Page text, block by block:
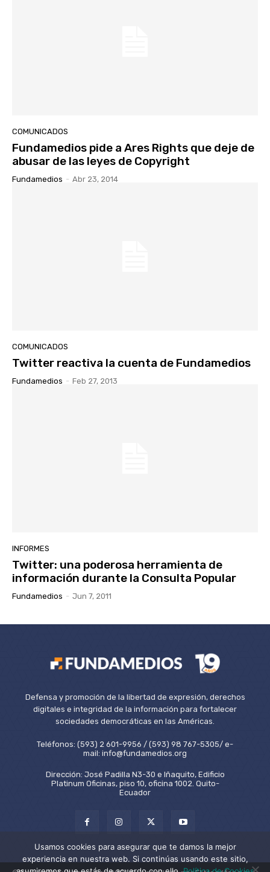
COMUNICADOS
Fundamedios pide a Ares Rights que deje de
abusar de las leyes de Copyright
Fundamedios - Abr 23, 2014
COMUNICADOS
Twitter reactiva la cuenta de Fundamedios
Fundamedios - Feb 27, 2013
INFORMES
Twitter: una poderosa herramienta de
información durante la Consulta Popular
Fundamedios - Jun 7, 2011
Defensa y promoción de la libertad de expresión, derechos
digitales e integridad de la información para fortalecer
sociedades democráticas en las Américas.
Teléfonos: (593) 2 601-9956 / (593) 98 767-5305/ e-
mail: info@fundamedios.org
Dirección: José Padilla N3-30 e Iñaquito, Edificio
Platinum Oficinas, piso 10, oficina 1002. Quito-
Ecuador
Usamos cookies para asegurar que te damos la mejor
experiencia en nuestra web. Si continúas usando este sitio,